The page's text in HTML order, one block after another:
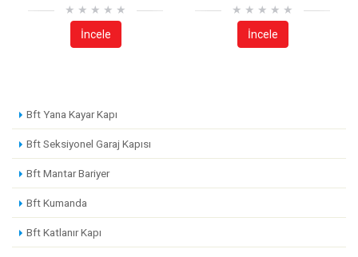
İncele İncele
Bft Yana Kayar Kapı
Bft Seksiyonel Garaj Kapısı
Bft Mantar Bariyer
Bft Kumanda
Bft Katlanır Kapı